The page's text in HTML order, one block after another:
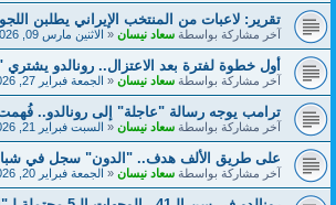
تقرير: لاعبات من المنتخب الإيراني يطلبن
آخر مشاركة بواسطةسعاد نيسان«الاثنين مارس 09, 2026 4:32 pm
أول خطوة لفترة بعد الاعتزال.. رونالدو يشتري
آخر مشاركة بواسطةسعاد نيسان«الجمعة فبراير 27, 2026 11:47 am
ترامب يوجه رسالة "عاجلة" إلى رونالدو..
آخر مشاركة بواسطةسعاد نيسان«السبت فبراير 21, 2026 12:28 pm
على طريق الألف هدف.. "الدون" سجل في شباك أكثر
آخر مشاركة بواسطةسعاد نيسان«الجمعة فبراير 20, 2026 1:23 pm